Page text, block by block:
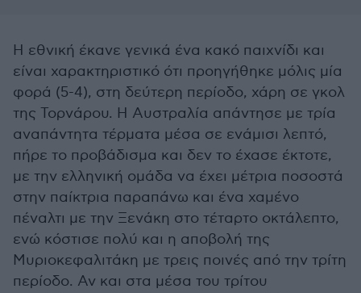
Η εθνική έκανε γενικά ένα κακό παιχνίδι και
είναι χαρακτηριστικό ότι προηγήθηκε μόλις μία
φορά (5-4), στη δεύτερη περίοδο, χάρη σε γκολ
της Τορνάρου. Η Αυστραλία απάντησε με τρία
αναπάντητα τέρματα μέσα σε ενάμισι λεπτό,
πήρε το προβάδισμα και δεν το έχασε έκτοτε,
με την ελληνική ομάδα να έχει μέτρια ποσοστά
στην παίκτρια παραπάνω και ένα χαμένο
πέναλτι με την Ξενάκη στο τέταρτο οκτάλεπτο,
ενώ κόστισε πολύ και η αποβολή της
Μυριοκεφαλιτάκη με τρεις ποινές από την τρίτη
περίοδο. Αν και στα μέσα του τρίτου